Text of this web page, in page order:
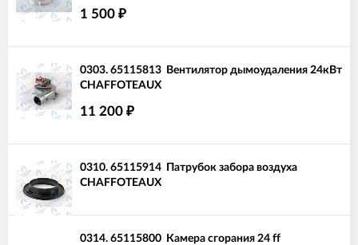
1 500 ₽
0303. 65115813 Вентилятор дымоудаления 24кВт
CHAFFOTEAUX
11 200 ₽
0310. 65115914 Патрубок забора воздуха
CHAFFOTEAUX
0314. 65115800 Камера сгорания 24 ff